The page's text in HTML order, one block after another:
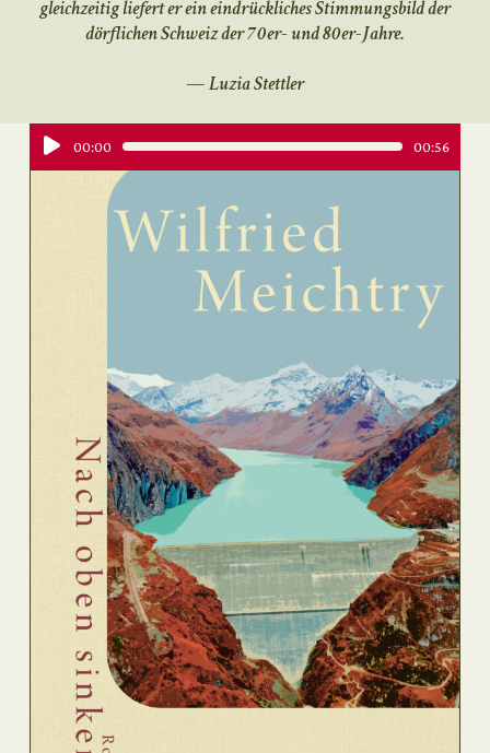
Audio-
Player
00:00 00:56
gleichzeitig liefert er ein eindrückliches Stimmungsbild der
dörflichen Schweiz der 70er- und 80er-Jahre.
— Luzia Stettler